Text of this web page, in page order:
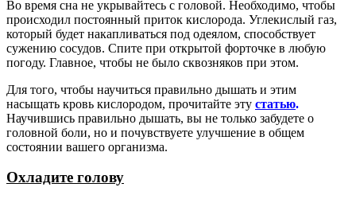
Во время сна не укрывайтесь с головой. Необходимо, чтобы
происходил постоянный приток кислорода. Углекислый газ,
который будет накапливаться под одеялом, способствует
сужению сосудов. Спите при открытой форточке в любую
погоду. Главное, чтобы не было сквозняков при этом.
Для того, чтобы научиться правильно дышать и этим
насыщать кровь кислородом, прочитайте эту статью.
Научившись правильно дышать, вы не только забудете о
головной боли, но и почувствуете улучшение в общем
состоянии вашего организма.
Охладите голову